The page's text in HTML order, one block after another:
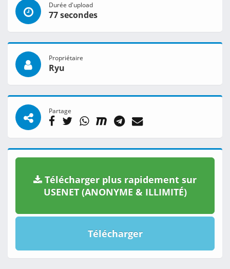
Durée d'upload
77 secondes
Propriétaire
Ryu
Partage
Télécharger plus rapidement sur
USENET (ANONYME & ILLIMITÉ)
Télécharger